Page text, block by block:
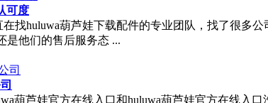
可度
在找huluwa葫芦娃下载配件的专业团队，找了很
是他们的售后服务态 ...
葫芦娃官方在线入口和huluwa葫芦娃官方在线入